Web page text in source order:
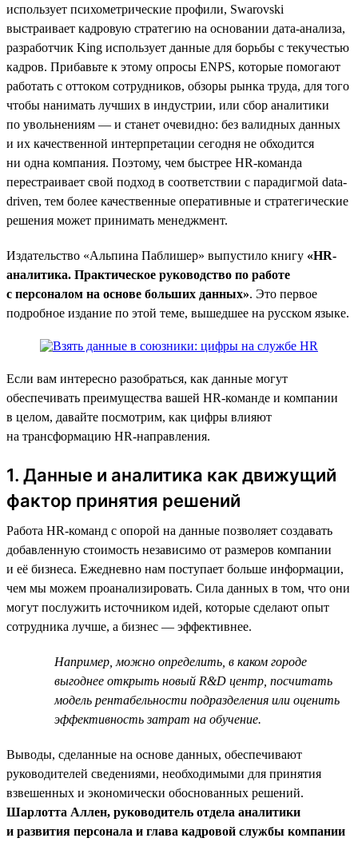
использует психометрические профили, Swarovski
выстраивает кадровую стратегию на основании дата-анализа,
разработчик King использует данные для борьбы с текучестью
кадров. Прибавьте к этому опросы ENPS, которые помогают
работать с оттоком сотрудников, обзоры рынка труда, для того
чтобы нанимать лучших в индустрии, или сбор аналитики
по увольнениям — и станет очевидно: без валидных данных
и их качественной интерпретации сегодня не обходится
ни одна компания. Поэтому, чем быстрее HR-команда
перестраивает свой подход в соответствии с парадигмой data-
driven, тем более качественные оперативные и стратегические
решения может принимать менеджмент.
Издательство «Альпина Паблишер» выпустило книгу «HR-
аналитика. Практическое руководство по работе
с персоналом на основе больших данных». Это первое
подробное издание по этой теме, вышедшее на русском языке.
Если вам интересно разобраться, как данные могут
обеспечивать преимущества вашей HR-команде и компании
в целом, давайте посмотрим, как цифры влияют
на трансформацию HR-направления.
1. Данные и аналитика как движущий
фактор принятия решений
Работа HR-команд с опорой на данные позволяет создавать
добавленную стоимость независимо от размеров компании
и её бизнеса. Ежедневно нам поступает больше информации,
чем мы можем проанализировать. Сила данных в том, что они
могут послужить источником идей, которые сделают опыт
сотрудника лучше, а бизнес — эффективнее.
Например, можно определить, в каком городе
выгоднее открыть новый R&D центр, посчитать
модель рентабельности подразделения или оценить
эффективность затрат на обучение.
Выводы, сделанные на основе данных, обеспечивают
руководителей сведениями, необходимыми для принятия
взвешенных и экономически обоснованных решений.
Шарлотта Аллен, руководитель отдела аналитики
и развития персонала и глава кадровой службы компании